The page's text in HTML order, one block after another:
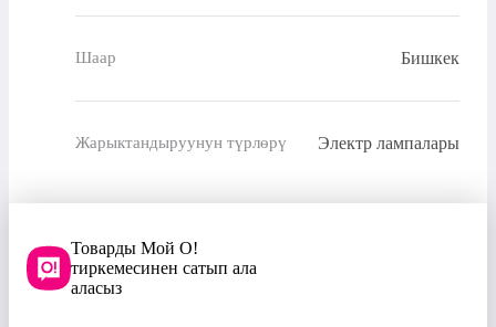
Шаар Бишкек
Жарыктандыруунун түрлөрү Электр лампалары
Товарды Мой О!
тиркемесинен сатып ала
аласыз